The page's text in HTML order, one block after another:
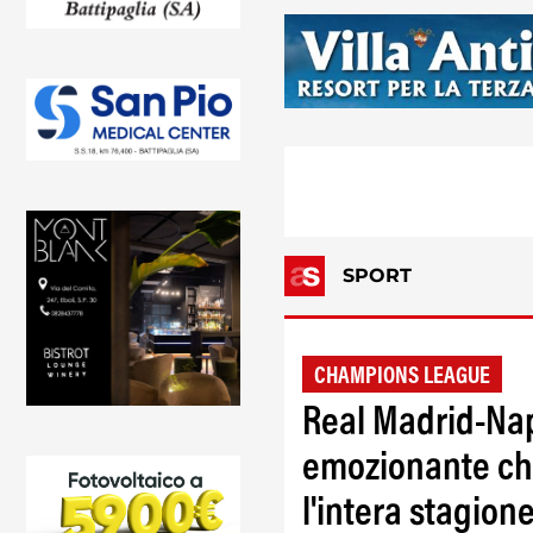
SPORT
CHAMPIONS LEAGUE
Real Madrid-
emozionante
l'intera